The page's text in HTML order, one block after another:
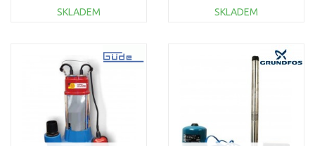
SKLADEM
Porovnat
SKLADEM
Porovnat